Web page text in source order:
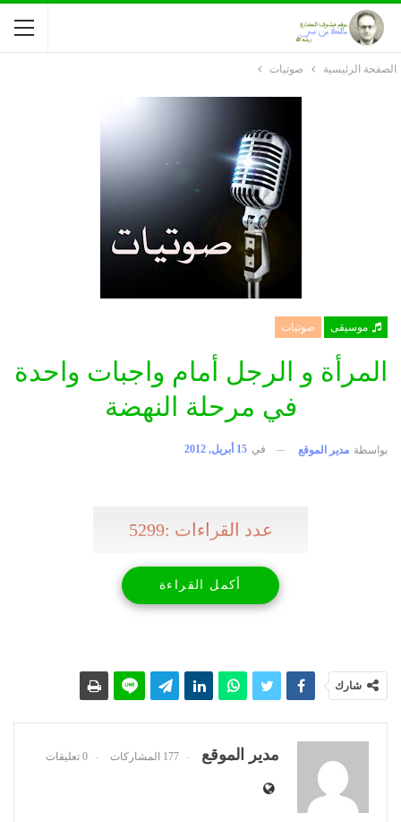
الصفحة الرئيسية صوتيات
موسيقى صوتيات
المرأة و الرجل أمام واجبات واحدة
في مرحلة النهضة
بواسطة مدير الموقع في 15 أبريل, 2012
عدد القراءات :5299
أكمل القراءة
شارك
مدير الموقع 177 المشاركات 0 تعليقات